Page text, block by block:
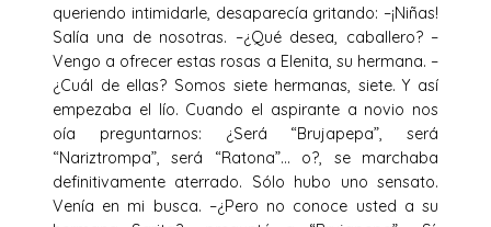
queriendo intimidarle, desaparecía gritando: –¡Niñas!
Salía una de nosotras. –¿Qué desea, caballero? –
Vengo a ofrecer estas rosas a Elenita, su hermana. –
¿Cuál de ellas? Somos siete hermanas, siete. Y así
empezaba el lío. Cuando el aspirante a novio nos
oía preguntarnos: ¿Será “Brujapepa”, será
“Nariztrompa”, será “Ratona”… o?, se marchaba
definitivamente aterrado. Sólo hubo uno sensato.
Venía en mi busca. –¿Pero no conoce usted a su